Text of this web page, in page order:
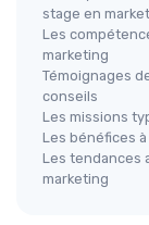
stage en
Les
marketing
Témoignages
conseils
Les missions
Les bénéfices
Les tendances
marketing